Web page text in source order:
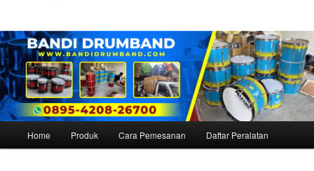
Home Produk Cara Pemesanan Daftar Peralatan